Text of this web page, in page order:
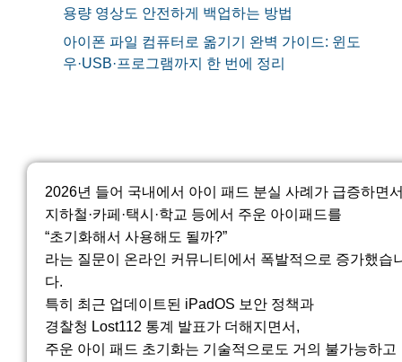
용량 영상도 안전하게 백업하는 방법
아이폰 파일 컴퓨터로 옮기기 완벽 가이드: 윈도
우·USB·프로그램까지 한 번에 정리
2026년 들어 국내에서 아이 패드 분실 사례가 급증하면
지하철·카페·택시·학교 등에서 주운 아이패드를
“초기화해서 사용해도 될까?”
라는 질문이 온라인 커뮤니티에서 폭발적으로 증가했습
다.
특히 최근 업데이트된 iPadOS 보안 정책과
경찰청 Lost112 통계 발표가 더해지면서,
주운 아이 패드 초기화는 기술적으로도 거의 불가능하고